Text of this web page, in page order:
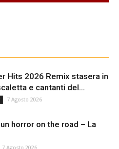
Hits 2026 Remix stasera in
e cantanti del...
7 Agosto 2026
horror on the road – La
7 Agosto 2026